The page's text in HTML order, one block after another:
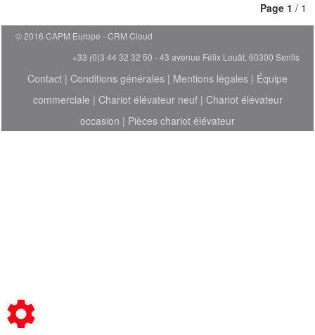
Page 1 / 1
© 2016 CAPM Europe
CRM Cloud
+33 (0)3 44 32 32 50 - 43 avenue Félix Louât, 60300 Senlis
Contact | Conditions générales | Mentions légales | Équipe
commerciale | Chariot élévateur neuf| Chariot élévateur
occasion | Pièces chariot élévateur